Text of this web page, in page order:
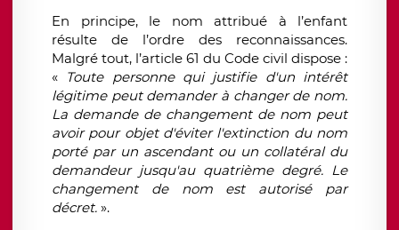
En principe, le nom attribué à l’enfant
résulte de l’ordre des reconnaissances.
Malgré tout, l’article 61 du Code civil dispose :
« Toute personne qui justifie d'un intérêt
légitime peut demander à changer de nom.
La demande de changement de nom peut
avoir pour objet d'éviter l'extinction du nom
porté par un ascendant ou un collatéral du
demandeur jusqu'au quatrième degré. Le
changement de nom est autorisé par
décret. ».